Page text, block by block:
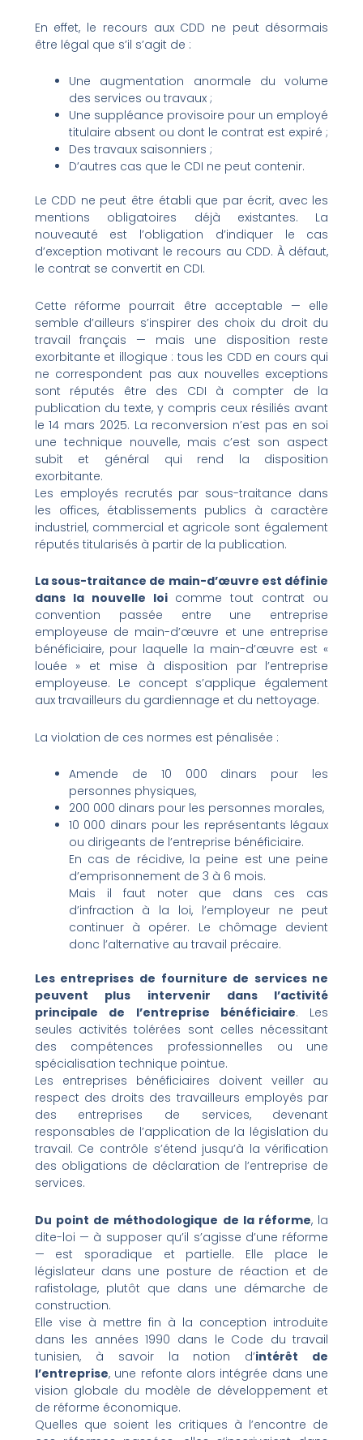
En effet, le recours aux CDD ne peut désormais
être légal que s’il s’agit de :
Une augmentation anormale du volume
des services ou travaux ;
Une suppléance provisoire pour un employé
titulaire absent ou dont le contrat est expiré ;
Des travaux saisonniers ;
D’autres cas que le CDI ne peut contenir.
Le CDD ne peut être établi que par écrit, avec les
mentions obligatoires déjà existantes. La
nouveauté est l’obligation d’indiquer le cas
d’exception motivant le recours au CDD. À défaut,
le contrat se convertit en CDI.
Cette réforme pourrait être acceptable — elle
semble d’ailleurs s’inspirer des choix du droit du
travail français — mais une disposition reste
exorbitante et illogique : tous les CDD en cours qui
ne correspondent pas aux nouvelles exceptions
sont réputés être des CDI à compter de la
publication du texte, y compris ceux résiliés avant
le 14 mars 2025. La reconversion n’est pas en soi
une technique nouvelle, mais c’est son aspect
subit et général qui rend la disposition
exorbitante.
Les employés recrutés par sous-traitance dans
les offices, établissements publics à caractère
industriel, commercial et agricole sont également
réputés titularisés à partir de la publication.
La sous-traitance de main-d’œuvre est définie
dans la nouvelle loi comme tout contrat ou
convention passée entre une entreprise
employeuse de main-d’œuvre et une entreprise
bénéficiaire, pour laquelle la main-d’œuvre est «
louée » et mise à disposition par l’entreprise
employeuse. Le concept s’applique également
aux travailleurs du gardiennage et du nettoyage.
La violation de ces normes est pénalisée :
Amende de 10 000 dinars pour les
personnes physiques,
200 000 dinars pour les personnes morales,
10 000 dinars pour les représentants légaux
ou dirigeants de l’entreprise bénéficiaire.
En cas de récidive, la peine est une peine
d’emprisonnement de 3 à 6 mois.
Mais il faut noter que dans ces cas
d’infraction à la loi, l’employeur ne peut
continuer à opérer. Le chômage devient
donc l’alternative au travail précaire.
Les entreprises de fourniture de services ne
peuvent plus intervenir dans l’activité
principale de l’entreprise bénéficiaire. Les
seules activités tolérées sont celles nécessitant
des compétences professionnelles ou une
spécialisation technique pointue.
Les entreprises bénéficiaires doivent veiller au
respect des droits des travailleurs employés par
des entreprises de services, devenant
responsables de l’application de la législation du
travail. Ce contrôle s’étend jusqu’à la vérification
des obligations de déclaration de l’entreprise de
services.
Du point de méthodologique de la réforme, la
dite-loi — à supposer qu’il s’agisse d’une réforme
— est sporadique et partielle. Elle place le
législateur dans une posture de réaction et de
rafistolage, plutôt que dans une démarche de
construction.
Elle vise à mettre fin à la conception introduite
dans les années 1990 dans le Code du travail
tunisien, à savoir la notion d’intérêt de
l’entreprise, une refonte alors intégrée dans une
vision globale du modèle de développement et
de réforme économique.
Quelles que soient les critiques à l’encontre de